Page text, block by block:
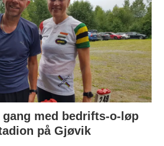
med bedrifts-o-løp
på Gjøvik